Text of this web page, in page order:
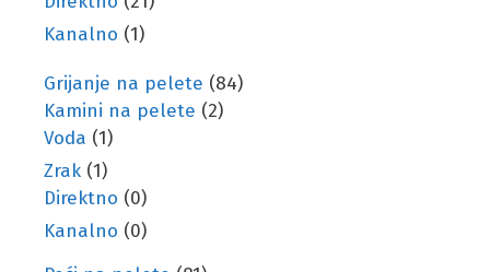
Kanalno (1)
Grijanje na pelete (84)
Kamini na pelete (2)
Voda (1)
Zrak (1)
Direktno (0)
Kanalno (0)